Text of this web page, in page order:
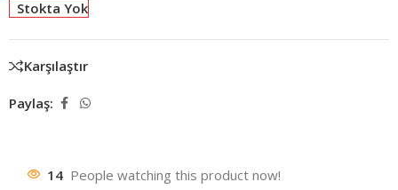
Stokta Yok
Karşılaştır
Paylaş:
14 People watching this product now!